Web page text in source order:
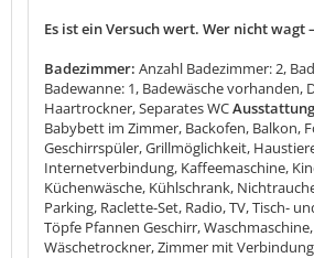
Es ist ein Versuch wert. Wer nicht wagt
Badezimmer: Anzahl Badezimmer: 2,
Badewanne: 1, Badewäsche vorhanden,
Haartrockner, Separates WC
Babybett im Zimmer, Backofen, Balkon,
Geschirrspüler, Grillmöglichkeit,
Internetverbindung, Kaffeemaschine,
Küchenwäsche, Kühlschrank,
Parking, Raclette-Set, Radio, TV, Tisch-
Töpfe Pfannen Geschirr,
Wäschetrockner, Zimmer mit